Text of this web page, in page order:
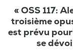
« OSS 117:
troisième
est prévu
se